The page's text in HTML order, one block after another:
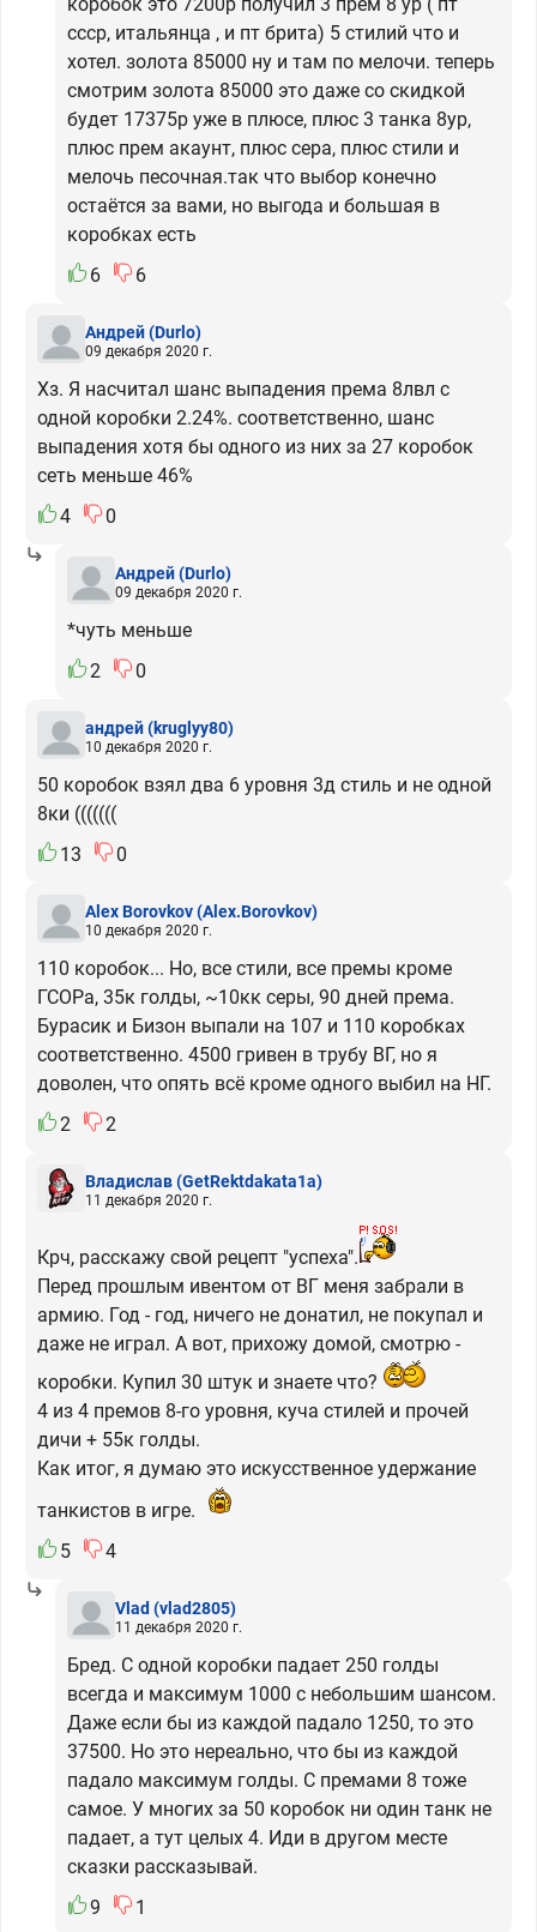
ссср, итальянца , и пт брита) 5 стилий что и
хотел. золота 85000 ну и там по мелочи. теперь
смотрим золота 85000 это даже со скидкой
будет 17375р уже в плюсе, плюс 3 танка 8ур,
плюс прем акаунт, плюс сера, плюс стили и
мелочь песочная.так что выбор конечно
остаётся за вами, но выгода и большая в
коробках есть
6
6
Андрей(Durlo)
09 декабря 2020 г.
Хз. Я насчитал шанс выпадения према 8лвл с
одной коробки 2.24%. соответственно, шанс
выпадения хотя бы одного из них за 27 коробок
сеть меньше 46%
4
0
Андрей(Durlo)
09 декабря 2020 г.
*чуть меньше
2
0
андрей(kruglyy80)
10 декабря 2020 г.
50 коробок взял два 6 уровня 3д стиль и не одной
8ки (((((((
13
0
Alex Borovkov(Alex.Borovkov)
10 декабря 2020 г.
110 коробок... Но, все стили, все премы кроме
ГСОРа, 35к голды, ~10кк серы, 90 дней према.
Бурасик и Бизон выпали на 107 и 110 коробках
соответственно. 4500 гривен в трубу ВГ, но я
доволен, что опять всё кроме одного выбил на НГ.
2
2
Владислав(GetRektdakata1a)
11 декабря 2020 г.
Крч, расскажу свой рецепт "успеха".
Перед прошлым ивентом от ВГ меня забрали в
армию. Год - год, ничего не донатил, не покупал и
даже не играл. А вот, прихожу домой, смотрю -
коробки. Купил 30 штук и знаете что?
4 из 4 премов 8-го уровня, куча стилей и прочей
дичи + 55к голды.
Как итог, я думаю это искусственное удержание
танкистов в игре.
5
4
Vlad(vlad2805)
11 декабря 2020 г.
Бред. С одной коробки падает 250 голды
всегда и максимум 1000 с небольшим шансом.
Даже если бы из каждой падало 1250, то это
37500. Но это нереально, что бы из каждой
падало максимум голды. С премами 8 тоже
самое. У многих за 50 коробок ни один танк не
падает, а тут целых 4. Иди в другом месте
сказки рассказывай.
9
1